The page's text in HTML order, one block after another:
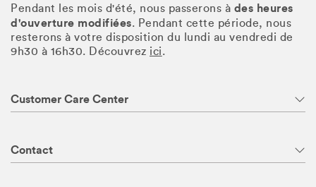
Pendant les mois d'été, nous passerons à des heures
d'ouverture modifiées. Pendant cette période, nous
resterons à votre disposition du lundi au vendredi de
9h30 à 16h30. Découvrez ici.
Customer Care Center
Contact